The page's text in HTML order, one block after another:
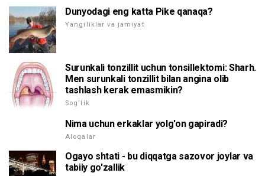
Dunyodagi eng katta Pike qanaqa?
Yangiliklar va jamiyat
Surunkali tonzillit uchun tonsillektomi: Sharh.
Men surunkali tonzillit bilan angina olib
tashlash kerak emasmikin?
Sog'lik
Nima uchun erkaklar yolg'on gapiradi?
Aloqalar
Ogayo shtati - bu diqqatga sazovor joylar va
tabiiy go'zallik